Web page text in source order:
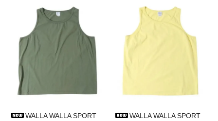
入荷しました
●2023/ 6/29 38explore
38HOOK、カメラDリング、
MICRO BALL HEAD MALE
などが再入荷です
●2023/ 6/26 tempraからniceとto toteが入荷しました
●2023/ 6/17
HARVESTA! HABICOL から
ボンデッジニッカパ
ンツ
入荷しました
●2023/ 6/13
から
入荷しました
●2023/ 6/ 9
からトランクカーゴ用スライドレールの
To-
Rail
が入荷しました
靴下など
WALLA WALLA SPORT
WALLA WALLA SPORT